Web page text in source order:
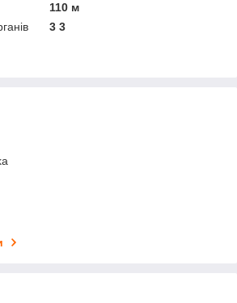
110 м
3 3